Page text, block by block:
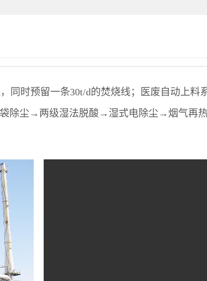
，同时预留一条30t/d的焚烧线；医废自动上
除尘→两级湿法脱酸→湿式电除尘→烟气再